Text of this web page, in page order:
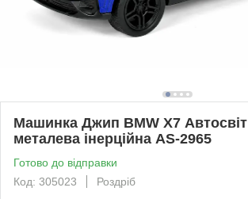
Машинка Джип BMW X7
металева інерційна AS-2965
Готово до відправки
Код: 305023
Роздріб